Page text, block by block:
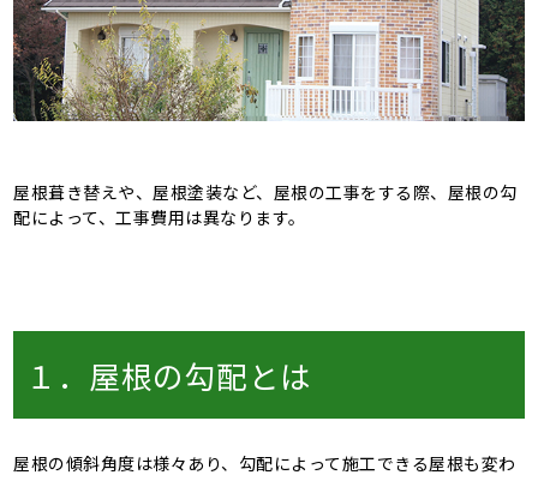
屋根葺き替えや、屋根塗装など、屋根の工事をする際、屋根の勾
配によって、工事費用は異なります。
１．屋根の勾配とは
屋根の傾斜角度は様々あり、勾配によって施工できる屋根も変わ